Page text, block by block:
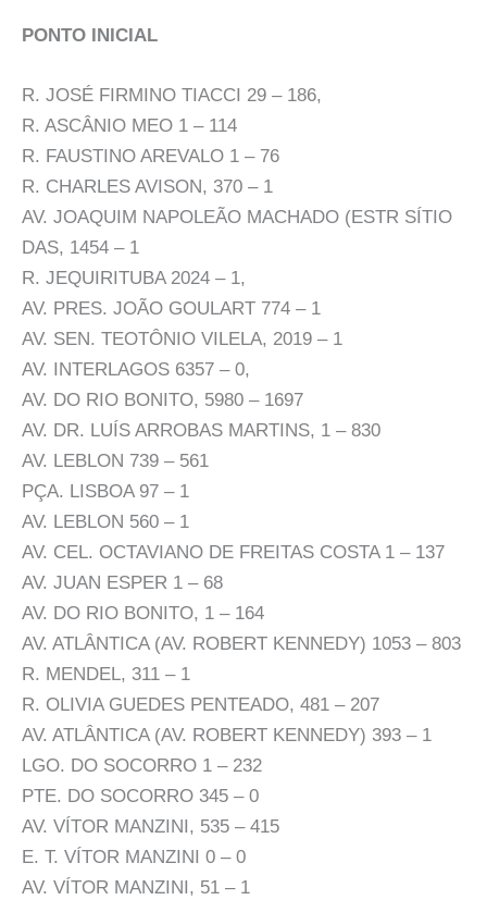
PONTO INICIAL
R. JOSÉ FIRMINO TIACCI 29 – 186,
R. ASCÂNIO MEO 1 – 114
R. FAUSTINO AREVALO 1 – 76
R. CHARLES AVISON, 370 – 1
AV. JOAQUIM NAPOLEÃO MACHADO (ESTR SÍTIO
DAS, 1454 – 1
R. JEQUIRITUBA 2024 – 1,
AV. PRES. JOÃO GOULART 774 – 1
AV. SEN. TEOTÔNIO VILELA, 2019 – 1
AV. INTERLAGOS 6357 – 0,
AV. DO RIO BONITO, 5980 – 1697
AV. DR. LUÍS ARROBAS MARTINS, 1 – 830
AV. LEBLON 739 – 561
PÇA. LISBOA 97 – 1
AV. LEBLON 560 – 1
AV. CEL. OCTAVIANO DE FREITAS COSTA 1 – 137
AV. JUAN ESPER 1 – 68
AV. DO RIO BONITO, 1 – 164
AV. ATLÂNTICA (AV. ROBERT KENNEDY) 1053 – 803
R. MENDEL, 311 – 1
R. OLIVIA GUEDES PENTEADO, 481 – 207
AV. ATLÂNTICA (AV. ROBERT KENNEDY) 393 – 1
LGO. DO SOCORRO 1 – 232
PTE. DO SOCORRO 345 – 0
AV. VÍTOR MANZINI, 535 – 415
E. T. VÍTOR MANZINI 0 – 0
AV. VÍTOR MANZINI, 51 – 1